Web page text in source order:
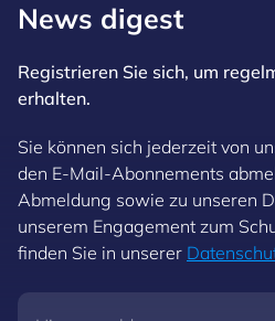
News digest
Registrieren Sie sich, um
erhalten.
Sie können sich jederzeit von
den E-Mail-Abonnements
Abmeldung sowie zu unseren
unserem Engagement zum
finden Sie in unserer